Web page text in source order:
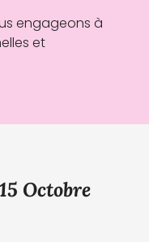
engageons à
et
Octobre